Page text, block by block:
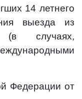
14 летнего
выезда из
(в случаях,
Федерации от